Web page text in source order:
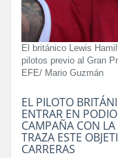
El británico Lewis
pilotos previo al Gran
EFE/ Mario Guzmán
EL PILOTO
ENTRAR EN
CAMPAÑA CON LA
TRAZA ESTE
CARRERAS